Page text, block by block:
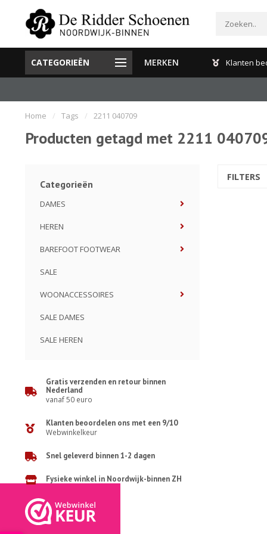
CATEGORIEËN MERKEN
Gratis verzenden en retour binnen Nederland Klanten
Home / Tags / 2211 040709
Producten getagd met 2211
Categorieën
DAMES
HEREN
BAREFOOT FOOTWEAR
SALE
WOONACCESSOIRES
SALE DAMES
SALE HEREN
Gratis verzenden en retour binnen
Nederland
vanaf 50 euro
Klanten beoordelen ons met een 9/10
Webwinkelkeur
Snel geleverd binnen 1-2 dagen
Fysieke winkel in Noordwijk-binnen ZH
FILTERS